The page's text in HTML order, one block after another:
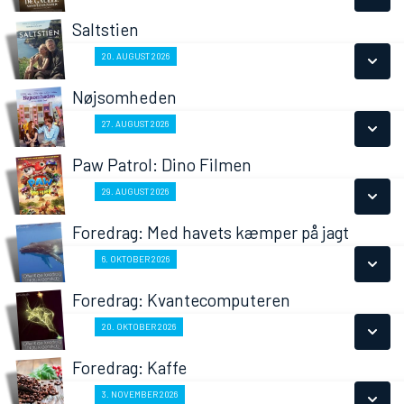
SE ALLE DAGE
Saltstien
20. AUGUST 2026
SE ALLE DAGE
Nøjsomheden
27. AUGUST 2026
SE ALLE DAGE
Paw Patrol: Dino Filmen
29. AUGUST 2026
SE ALLE DAGE
Foredrag: Med havets kæmper på jagt
6. OKTOBER 2026
SE ALLE DAGE
Foredrag: Kvantecomputeren
20. OKTOBER 2026
SE ALLE DAGE
Foredrag: Kaffe
3. NOVEMBER 2026